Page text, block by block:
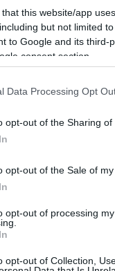
this website/app
but not limited
to Google and its
consent section.
Data Processing Opt
opt-out of the Sharing of
opt-out of the Sale of my
opt-out of processing
opt-out of Collection,
miatt engedélyezi a
dolgozni akár heti hét
hatodik napra
a munkaórák
ami az Unióban a